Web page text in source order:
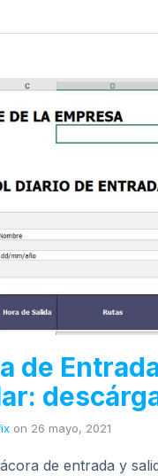
de
on 26 mayo, 2021
de entrada y